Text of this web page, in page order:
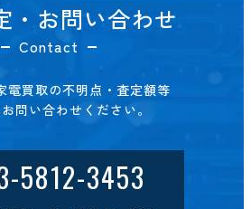
・お問い合わせ
Contact
電買取の不明点・査定額等
問い合わせください。
5812-3453